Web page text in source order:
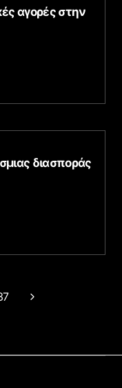
αγορές στην
διασποράς